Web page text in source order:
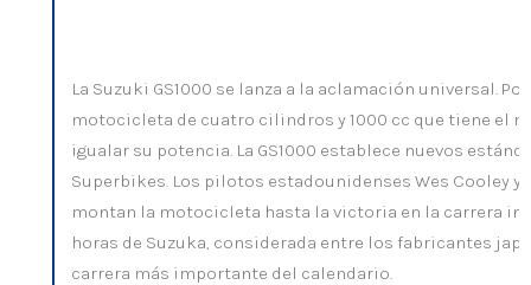
La Suzuki GS1000 se lanza a la aclamación universal.
motocicleta de cuatro cilindros y 1000 cc que tiene el
igualar su potencia. La GS1000 establece nuevos
Superbikes. Los pilotos estadounidenses Wes Cooley y
montan la motocicleta hasta la victoria en la carrera
horas de Suzuka, considerada entre los fabricantes
carrera más importante del calendario.